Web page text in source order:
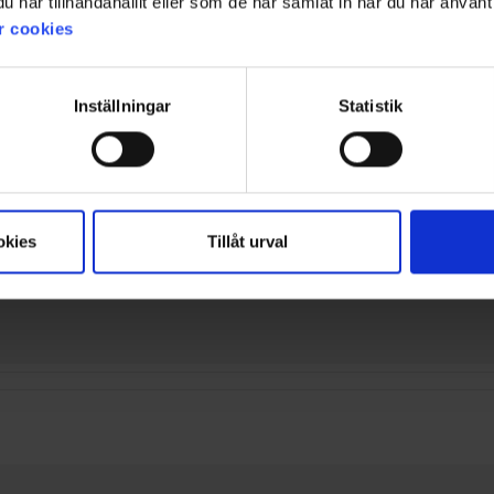
cookies
Inställningar Statistik
Tillåt urval
sind und guten Halt bieten. Die Passform ist für viele
die Haltbarkeit im Fuß- und Fersenbereich variiert. Insgesamt